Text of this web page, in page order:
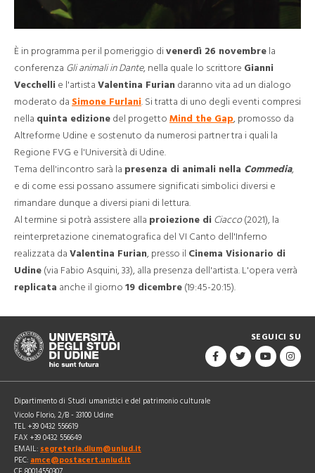
È in programma per il pomeriggio di venerdì 26 novembre la
conferenza Gli animali in Dante, nella quale lo scrittore Gianni
Vecchelli e l'artista Valentina Furian daranno vita ad un dialogo
moderato da Simone Furlani. Si tratta di uno degli eventi compresi
nella quinta edizione del progetto Mind the Gap, promosso da
Altreforme Udine e sostenuto da numerosi partner tra i quali la
Regione FVG e l'Università di Udine.
Tema dell'incontro sarà la presenza di animali nella Commedia,
e di come essi possano assumere significati simbolici diversi e
rimandare dunque a diversi piani di lettura.
Al termine si potrà assistere alla proiezione di Ciacco(2021), la
reinterpretazione cinematografica del VI Canto dell'Inferno
realizzata da Valentina Furian, presso il Cinema Visionario di
Udine (via Fabio Asquini, 33), alla presenza dell'artista. L'opera verrà
replicata anche il giorno 19 dicembre (19:45-20:15).
SEGUICI SU
Dipartimento di Studi umanistici e del patrimonio culturale
Vicolo Florio, 2/B - 33100 Udine
TEL +39 0432 556619
FAX +39 0432 556649
EMAIL: segreteria.dium@uniud.it
PEC: amce@postacert.uniud.it